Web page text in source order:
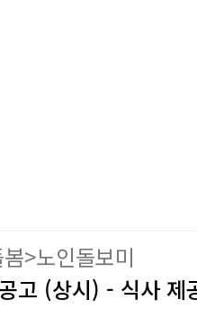
>노인돌보미
고 (상시) - 식사 제